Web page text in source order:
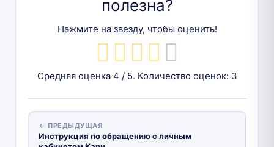
полезна?
Нажмите на звезду, чтобы оценить!
Средняя оценка 4 / 5. Количество оценок: 3
← ПРЕДЫДУЩАЯ
Инструкция по обращению с личным